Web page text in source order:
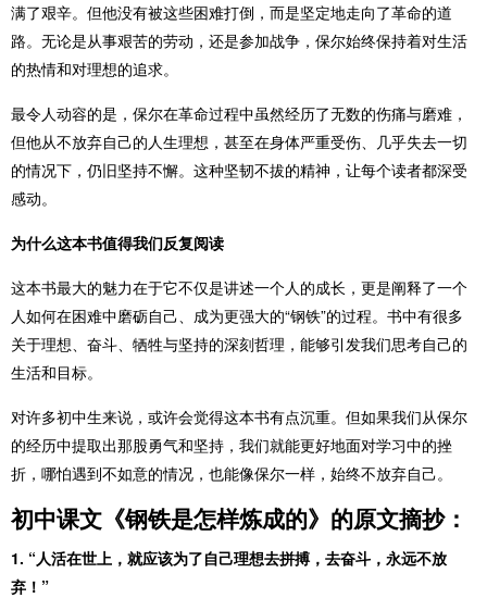
满了艰辛。但他没有被这些困难打倒，而是坚定地走向了革命的道
路。无论是从事艰苦的劳动，还是参加战争，保尔始终保持着对生活
的热情和对理想的追求。
最令人动容的是，保尔在革命过程中虽然经历了无数的伤痛与磨难，
但他从不放弃自己的人生理想，甚至在身体严重受伤、几乎失去一切
的情况下，仍旧坚持不懈。这种坚韧不拔的精神，让每个读者都深受
感动。
为什么这本书值得我们反复阅读
这本书最大的魅力在于它不仅是讲述一个人的成长，更是阐释了一个
人如何在困难中磨砺自己、成为更强大的“钢铁”的过程。书中有很多
关于理想、奋斗、牺牲与坚持的深刻哲理，能够引发我们思考自己的
生活和目标。
对许多初中生来说，或许会觉得这本书有点沉重。但如果我们从保尔
的经历中提取出那股勇气和坚持，我们就能更好地面对学习中的挫
折，哪怕遇到不如意的情况，也能像保尔一样，始终不放弃自己。
初中课文《钢铁是怎样炼成的》的原文摘抄：
1. “人活在世上，就应该为了自己理想去拼搏，去奋斗，永远不放
弃！”